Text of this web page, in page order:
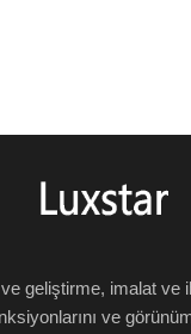
geliştirme, imalat ve
ve